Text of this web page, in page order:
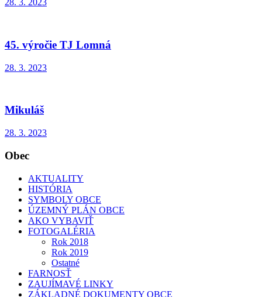
28. 3. 2023
45. výročie TJ Lomná
28. 3. 2023
Mikuláš
28. 3. 2023
Obec
AKTUALITY
HISTÓRIA
SYMBOLY OBCE
ÚZEMNÝ PLÁN OBCE
AKO VYBAVIŤ
FOTOGALÉRIA
Rok 2018
Rok 2019
Ostatné
FARNOSŤ
ZAUJÍMAVÉ LINKY
ZÁKLADNÉ DOKUMENTY OBCE